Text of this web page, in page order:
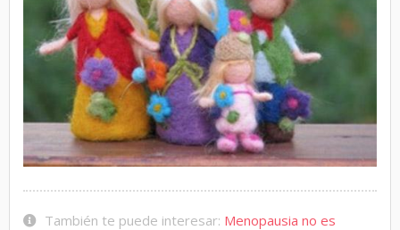
También te puede interesar: Menopausia no es